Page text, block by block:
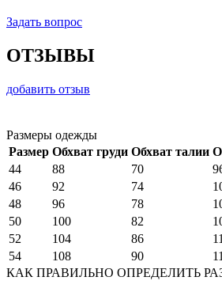
Задать вопрос
ОТЗЫВЫ
добавить отзыв
Размеры одежды
Размер Обхват груди Обхват талии
44
88 70
46
92 74
48
96 78
50
100 82
52
104 86
54
108 90
КАК ПРАВИЛЬНО ОПРЕДЕЛИТЬ